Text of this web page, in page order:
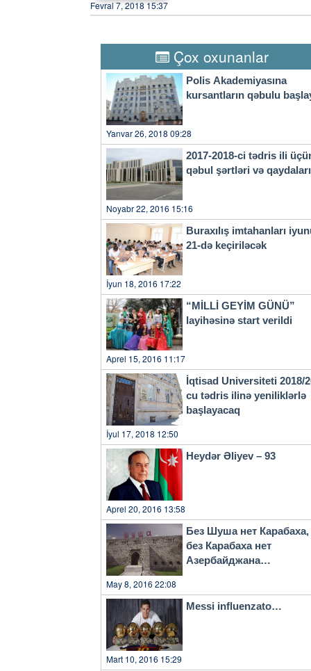
Douglas Costa, ancora in
tornato in campo domenica
un mesetto". Un'arma in più
Marchisio uno dei tre
all'ultimo, concorda il
questi anni ed è cresciuto
Nonostante la testa dei
Fiorentina, seguita dal
dei compagni c'è sempre
ancora di attività
il secondo di Buffon, il
scherzoso al suo capitano:
faceto, Szczesny ha speso
grandissimo portiere, un
Fevral 7, 2018 15:37
Çox oxunanlar
Polis Akademiyasına
kursantların qəbulu
Yanvar 26, 2018 09:28
2017-2018-ci tədris ili
qəbul şərtləri və
Noyabr 22, 2016 15:16
Buraxılış imtahanları
21-də keçiriləcək
İyun 18, 2016 17:22
“MİLLİ GEYİM GÜNÜ”
layihəsinə start verildi
Aprel 15, 2016 11:17
İqtisad Universiteti 2018/
cu tədris ilinə yeniliklərlə
başlayacaq
İyul 17, 2018 12:50
Heydər Əliyev – 93
Aprel 20, 2016 13:58
Без Шуша нет Карабаха,
без Карабаха нет
Азербайджана…
May 8, 2016 22:08
Messi influenzato…
Mart 10, 2016 15:29